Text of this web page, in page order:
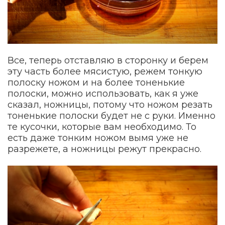
Все, теперь отставляю в сторонку и берем
эту часть более мясистую, режем тонкую
полоску ножом и на более тоненькие
полоски, можно использовать, как я уже
сказал, ножницы, потому что ножом резать
тоненькие полоски будет не с руки. Именно
те кусочки, которые вам необходимо. То
есть даже тонким ножом вымя уже не
разрежете, а ножницы режут прекрасно.